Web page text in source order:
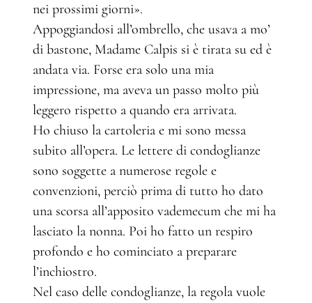
nei prossimi giorni».
Appoggiandosi all’ombrello, che usava a mo’
di bastone, Madame Calpis si è tirata su ed è
andata via. Forse era solo una mia
impressione, ma aveva un passo molto più
leggero rispetto a quando era arrivata.
Ho chiuso la cartoleria e mi sono messa
subito all’opera. Le lettere di condoglianze
sono soggette a numerose regole e
convenzioni, perciò prima di tutto ho dato
una scorsa all’apposito vademecum che mi ha
lasciato la nonna. Poi ho fatto un respiro
profondo e ho cominciato a preparare
l’inchiostro.
Nel caso delle condoglianze, la regola vuole